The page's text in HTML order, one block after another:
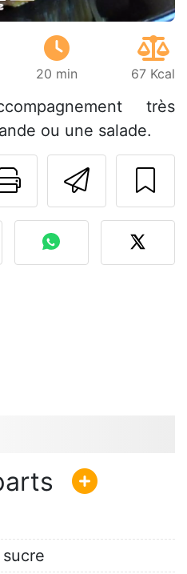
20 min 67 Kcal
très
ou une salade.
Imprimer
une
photo de